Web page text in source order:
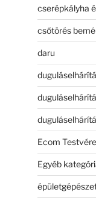
cserépkályha
csőtörés
daru
Ecom
Egyéb